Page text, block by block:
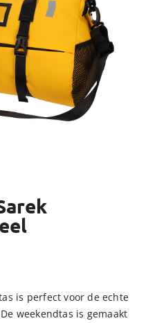
is perfect voor de echte
weekendtas is gemaakt